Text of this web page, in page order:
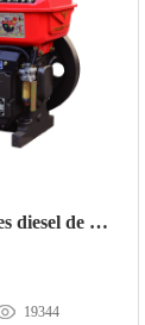
Serie de motores diesel de pelo largo
19344